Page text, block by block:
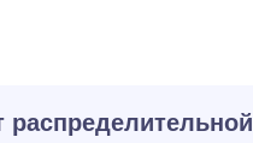
распределительной